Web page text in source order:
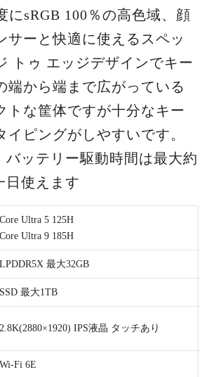
にsRGB 100％の高色域、顔
サーと快適に使えるスペッ
トゥ エッジデザインでキー
端から端まで広がっている
トな筐体ですが十分なキー
イピングがしやすいです。
バッテリー駆動時間は最大約
日使えます
Core Ultra 5 125H
Core Ultra 9 185H
LPDDR5X 最大32GB
SSD 最大1TB
2.8K(2880×1920) IPS液晶 タッチあり
Wi-Fi 6E